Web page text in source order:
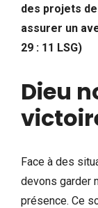
des projets
assurer un
29 : 11 LSG)
Dieu
Face à des
devons garder
présence. Ce